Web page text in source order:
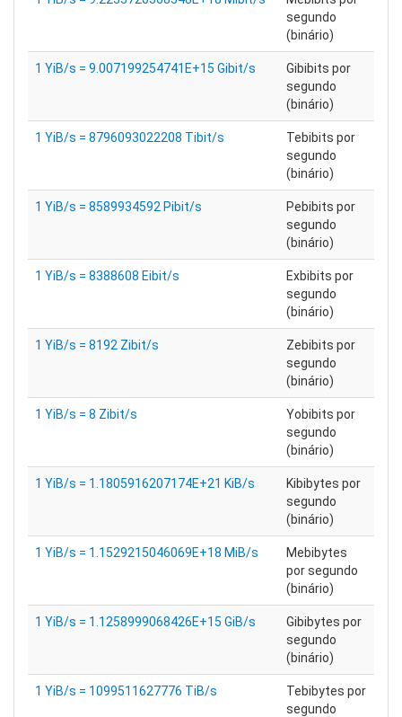
segundo
(binário)
1 YiB/s = 9.007199254741E+15 Gibit/s
Gibibits por
segundo
(binário)
1 YiB/s = 8796093022208 Tibit/s
Tebibits por
segundo
(binário)
1 YiB/s = 8589934592 Pibit/s
Pebibits por
segundo
(binário)
1 YiB/s = 8388608 Eibit/s
Exbibits por
segundo
(binário)
1 YiB/s = 8192 Zibit/s
Zebibits por
segundo
(binário)
1 YiB/s = 8 Zibit/s
Yobibits por
segundo
(binário)
1 YiB/s = 1.1805916207174E+21 KiB/s
Kibibytes por
segundo
(binário)
1 YiB/s = 1.1529215046069E+18 MiB/s
Mebibytes
por segundo
(binário)
1 YiB/s = 1.1258999068426E+15 GiB/s
Gibibytes por
segundo
(binário)
1 YiB/s = 1099511627776 TiB/s
Tebibytes por
segundo